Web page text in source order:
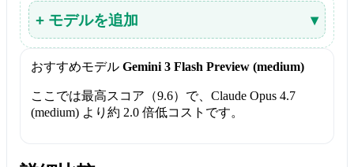
+ モデルを追加 ▾
おすすめモデル Gemini 3 Flash Preview (medium)
ここでは最高スコア（9.6）で、Claude Opus 4.7
(medium) より約 2.0 倍低コストです。